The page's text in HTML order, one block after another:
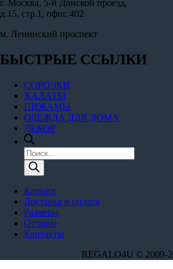
г. Москва, 5-й Донской проезд,
д.15, стр.1, офис 402
м. Ленинский проспект
БЫСТРЫЕ ССЫЛКИ
СОРОЧКИ
ХАЛАТЫ
ПИЖАМЫ
ОДЕЖДА ДЛЯ ДОМА
ДЕКОР
Поиск
товаров
Каталог
Доставка и оплата
Размеры
Отзывы
Контакты
REGALO4U © 2009-